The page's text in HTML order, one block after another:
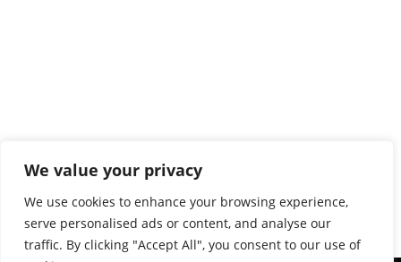
We value your privacy
We use cookies to enhance your browsing experience,
serve personalised ads or content, and analyse our
traffic. By clicking "Accept All", you consent to our use of